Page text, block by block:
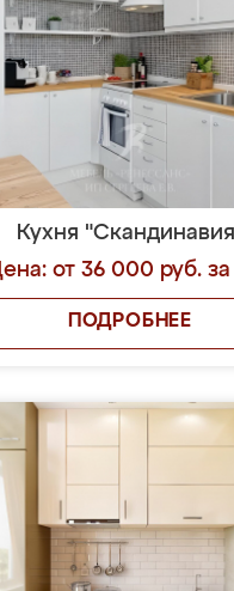
Кухня
от 36 000 руб.
ПОДРОБНЕЕ